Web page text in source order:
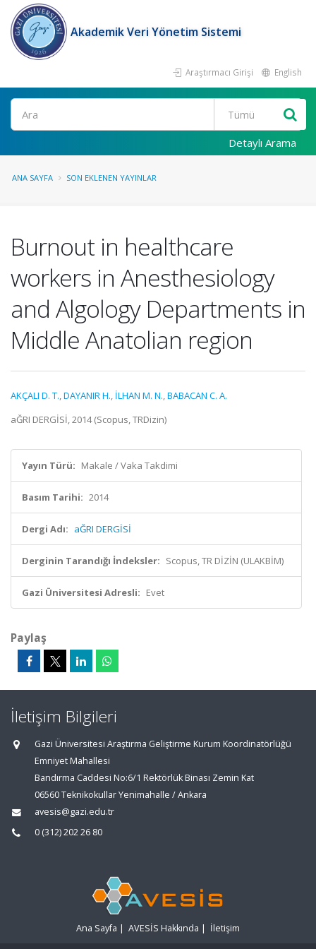
Akademik Veri Yönetim Sistemi
Araştırmacı Girişi English
Ara
Detaylı Arama
ANA SAYFA SON EKLENEN YAYINLAR
Burnout in healthcare
workers in Anesthesiology
and Algology Departments in
Middle Anatolian region
AKÇALI D. T.,DAYANIR H., İLHAN M. N.,BABACAN C. A.
aĞRI DERGİSİ, 2014 (Scopus, TRDizin)
Yayın Türü: Makale / Vaka Takdimi
Basım Tarihi: 2014
Dergi Adı: aĞRI DERGİSİ
Derginin Tarandığı İndeksler: Scopus, TR DİZİN (ULAKBİM)
Gazi Üniversitesi Adresli: Evet
Paylaş
İletişim Bilgileri
Gazi Üniversitesi Araştırma Geliştirme Kurum Koordinatörlüğü
Emniyet Mahallesi
Bandırma Caddesi No:6/1 Rektörlük Binası Zemin Kat
06560 Teknikokullar Yenimahalle / Ankara
avesis@gazi.edu.tr
0 (312) 202 26 80
Ana Sayfa | AVESİS Hakkında | İletişim